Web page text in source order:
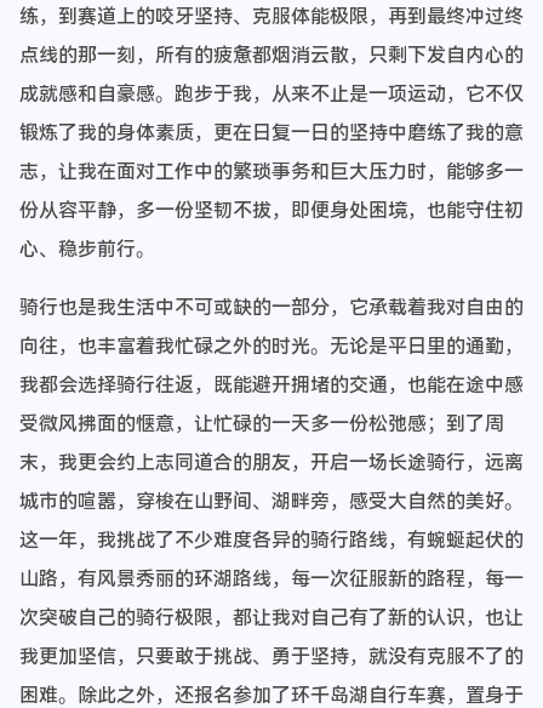
练，到赛道上的咬牙坚持、克服体能极限，再到最终冲过终
点线的那一刻，所有的疲惫都烟消云散，只剩下发自内心的
成就感和自豪感。跑步于我，从来不止是一项运动，它不仅
锻炼了我的身体素质，更在日复一日的坚持中磨练了我的意
志，让我在面对工作中的繁琐事务和巨大压力时，能够多一
份从容平静，多一份坚韧不拔，即便身处困境，也能守住初
心、稳步前行。
骑行也是我生活中不可或缺的一部分，它承载着我对自由的
向往，也丰富着我忙碌之外的时光。无论是平日里的通勤，
我都会选择骑行往返，既能避开拥堵的交通，也能在途中感
受微风拂面的惬意，让忙碌的一天多一份松弛感；到了周
末，我更会约上志同道合的朋友，开启一场长途骑行，远离
城市的喧嚣，穿梭在山野间、湖畔旁，感受大自然的美好。
这一年，我挑战了不少难度各异的骑行路线，有蜿蜒起伏的
山路，有风景秀丽的环湖路线，每一次征服新的路程，每一
次突破自己的骑行极限，都让我对自己有了新的认识，也让
我更加坚信，只要敢于挑战、勇于坚持，就没有克服不了的
困难。除此之外，还报名参加了环千岛湖自行车赛，置身于